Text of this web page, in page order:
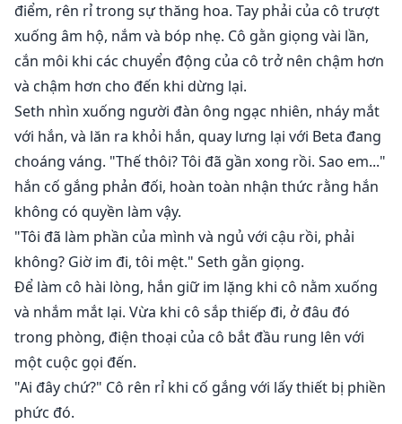
điểm, rên rỉ trong sự thăng hoa. Tay phải của cô trượt
xuống âm hộ, nắm và bóp nhẹ. Cô gằn giọng vài lần,
cắn môi khi các chuyển động của cô trở nên chậm hơn
và chậm hơn cho đến khi dừng lại.
Seth nhìn xuống người đàn ông ngạc nhiên, nháy mắt
với hắn, và lăn ra khỏi hắn, quay lưng lại với Beta đang
choáng váng. "Thế thôi? Tôi đã gần xong rồi. Sao em..."
hắn cố gắng phản đối, hoàn toàn nhận thức rằng hắn
không có quyền làm vậy.
"Tôi đã làm phần của mình và ngủ với cậu rồi, phải
không? Giờ im đi, tôi mệt." Seth gằn giọng.
Để làm cô hài lòng, hắn giữ im lặng khi cô nằm xuống
và nhắm mắt lại. Vừa khi cô sắp thiếp đi, ở đâu đó
trong phòng, điện thoại của cô bắt đầu rung lên với
một cuộc gọi đến.
"Ai đây chứ?" Cô rên rỉ khi cố gắng với lấy thiết bị phiền
phức đó.